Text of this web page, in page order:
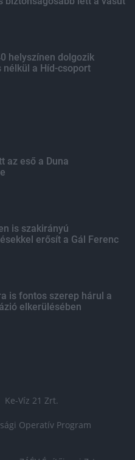
helyszínen dolgozik
nélkül a Híd-csoport
az eső a Duna
is szakirányú
erősít a Gál Ferenc
is fontos szerep hárul a
elkerülésében
Ke-Víz 21 Zrt.
Operatív Program